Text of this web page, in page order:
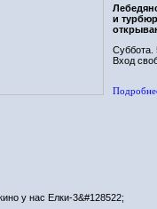
и
Суббота.
Вход
у нас Елки-3&#128522;